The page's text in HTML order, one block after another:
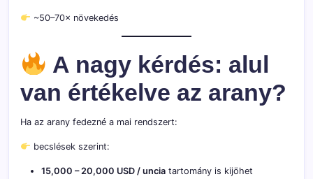
~50–70× növekedés
A nagy kérdés: alul
van értékelve az arany?
Ha az arany fedezné a mai rendszert:
becslések szerint:
15,000 – 20,000 USD / uncia tartomány is kijöhet